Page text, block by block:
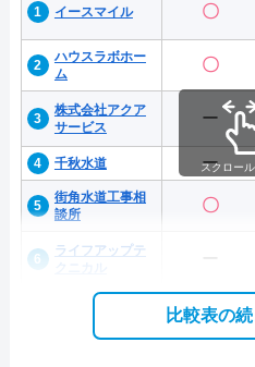
イースマイル 〇
ハウスラボホー
ム
〇
株式会社アクア
サービス
ー
千秋水道 ー
街角水道工事相
談所
〇
ライフアップテ
スクロー
比較表の